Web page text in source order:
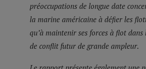
préoccupations de longue date
la marine américaine à défier les
qu’à maintenir ses forces à flot
de conflit futur de grande ampleur.